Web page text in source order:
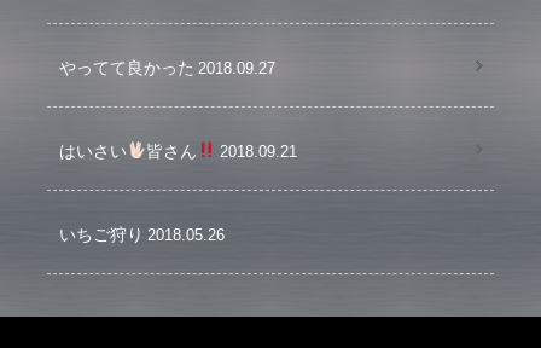
やってて良かった 2018.09.27
はいさい 皆さん 2018.09.21
いちご狩り 2018.05.26